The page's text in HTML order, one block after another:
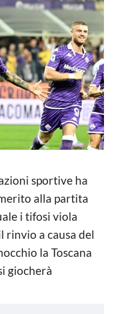
sportive ha
alla partita
i tifosi viola
rinvio a causa del
la Toscana
giocherà